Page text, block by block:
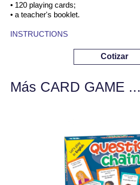
• 120 playing cards;
• a teacher's booklet.
INSTRUCTIONS
Cotizar
Más CARD GAME ...